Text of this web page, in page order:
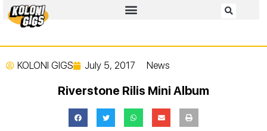
KOLONI GIGS July 5, 2017 News
Riverstone Rilis Mini Album